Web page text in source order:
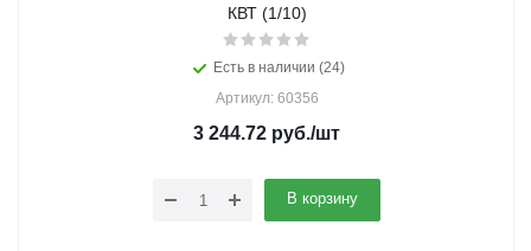
КВТ (1/10)
Есть в наличии (24)
Артикул: 60356
3 244.72 руб./шт
В корзину